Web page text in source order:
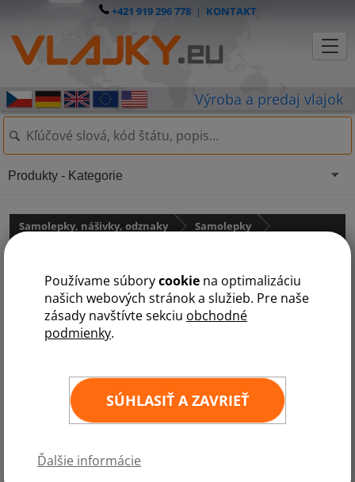
Používame súborycookie na optimalizáciu
našich webových stránok a služieb. Pre naše
zásady navštívte sekciu obchodné
podmienky.
SÚHLASIŤ A ZAVRIEŤ
Ďalšie informácie
+421 919 296 778| KONTAKT
Samolepky, nášivky, odznaky
Samolepky
Samolepka - vlajka Švédsko
Produkty - Kategorie